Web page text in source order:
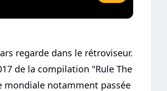
regarde dans le rétroviseur.
de la compilation "Rule The
notamment passée